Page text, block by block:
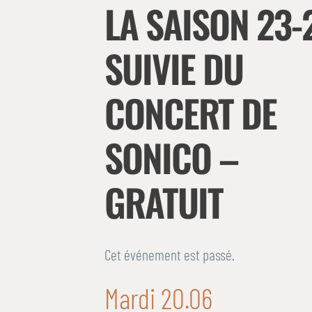
LA SAISON
SUIVIE DU
CONCERT DE
SONICO –
GRATUIT
Cet événement est passé.
Mardi 20.06